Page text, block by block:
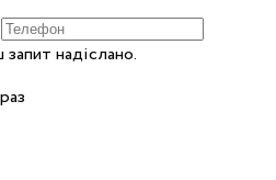
надіслано.